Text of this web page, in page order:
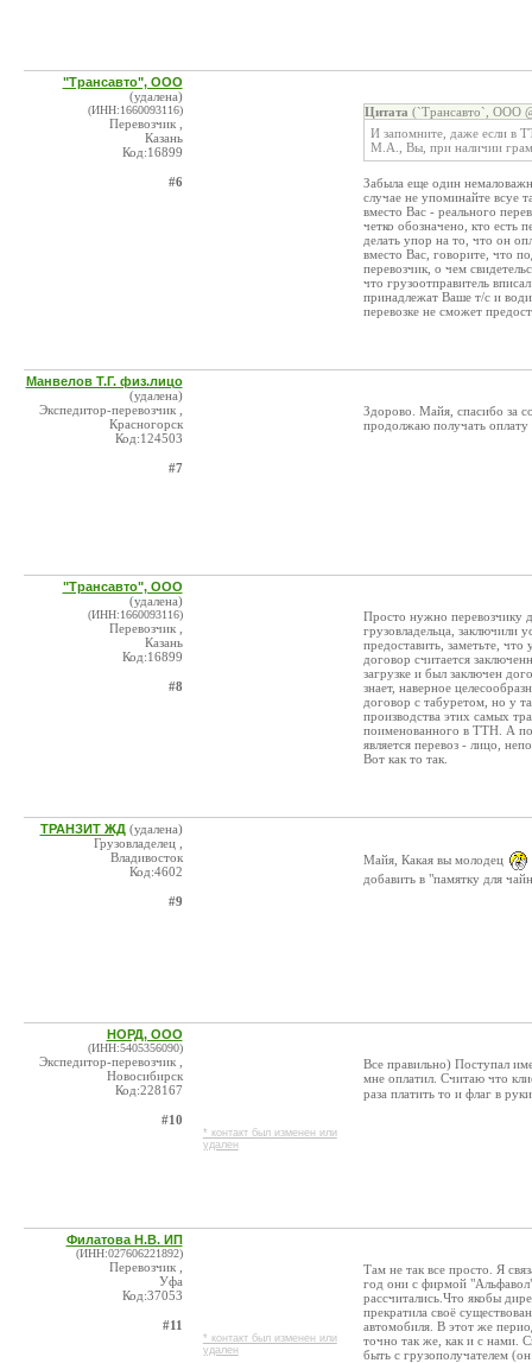
"Трансавто", ООО
(удалена)
(ИНН:1660093116)
Перевозчик ,
Казань
Код:16899
#6
Цитата (`Трансавто`, ООО
И запомните, даже если в
М.А., Вы, при наличии
Забыла еще один
случае не упоминайте всуе
вместо Вас - реального
четко обозначено, кто есть
делать упор на то, что он
вместо Вас, говорите, что
перевозчик, о чем
что грузоотправитель
принадлежат Ваше т/с и
перевозке не сможет
Манвелов Т.Г. физ.лицо
(удалена)
Экспедитор-перевозчик ,
Красногорск
Код:124503
#7
Здорово. Майя, спасибо за
продолжаю получать оплату
"Трансавто", ООО
(удалена)
(ИНН:1660093116)
Перевозчик ,
Казань
Код:16899
#8
Просто нужно перевозчику
грузовладельца,
предоставить, заметьте,
договор считается
загрузке и был заключен
знает, наверное
договор с табуретом, но у
производства этих самых
поименованного в ТТН. А
является перевоз - лицо,
Вот как то так.
ТРАНЗИТ ЖД (удалена)
Грузовладелец ,
Владивосток
Код:4602
#9
Майя, Какая вы молодец
добавить в "памятку для
НОРД, ООО
(ИНН:5405356090)
Экспедитор-перевозчик ,
Новосибирск
Код:228167
#10
* контакт был изменен или
удален
Все правильно) Поступал
мне оплатил. Считаю что
раза платить то и флаг в
Филатова Н.В. ИП
(ИНН:027606221892)
Перевозчик ,
Уфа
Код:37053
#11
* контакт был изменен или
удален
Там не так все просто. Я
год они с фирмой
рассчитались.Что якобы
прекратила своё
автомобиля. В этот же
точно так же, как и с нами.
быть с грузополучателем